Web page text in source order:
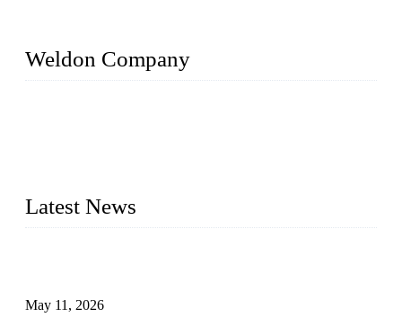
Weldon Company
Latest News
May 11, 2026